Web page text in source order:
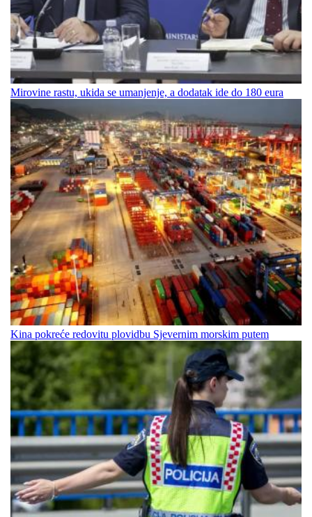
Mirovine rastu, ukida se umanjenje, a dodatak ide do 180 eura
Kina pokreće redovitu plovidbu Sjevernim morskim putem